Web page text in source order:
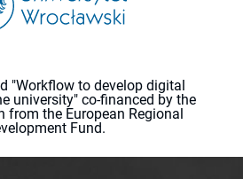
"Workflow to develop digital
university" co-financed by the
from the European Regional
Fund.